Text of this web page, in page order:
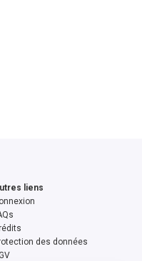
liens
des données